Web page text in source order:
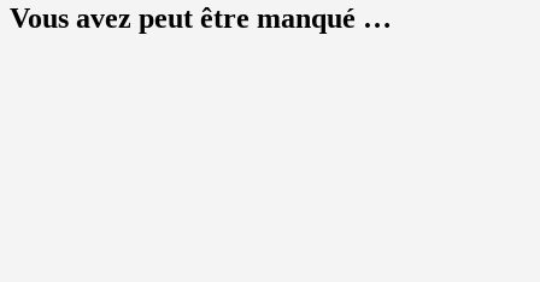
Vous avez peut être manqué …